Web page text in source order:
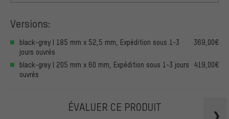
Versions:
black-grey | 185 mm x 52,5 mm, Expédition sous 1-3
jours ouvrés
369,00€
black-grey | 205 mm x 60 mm, Expédition sous 1-3 jours
ouvrés
419,00€
ÉVALUER CE PRODUIT